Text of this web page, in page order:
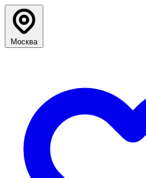
Москва